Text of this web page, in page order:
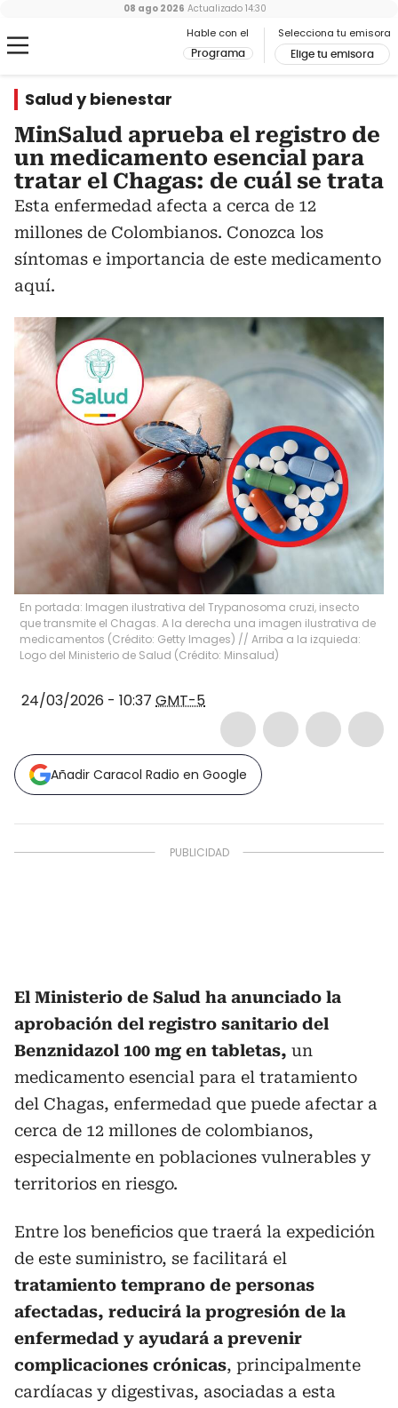
Hable con el
Programa
Selecciona tu emisora
Elige tu emisora
08 ago 2026 Actualizado 14:30
Salud y bienestar
MinSalud aprueba el registro de
un medicamento esencial para
tratar el Chagas: de cuál se trata
Esta enfermedad afecta a cerca de 12
millones de Colombianos. Conozca los
síntomas e importancia de este medicamento
aquí.
En portada: Imagen ilustrativa del Trypanosoma cruzi, insecto
que transmite el Chagas. A la derecha una imagen ilustrativa de
medicamentos (Crédito: Getty Images) // Arriba a la izquieda:
Logo del Ministerio de Salud (Crédito: Minsalud)
24/03/2026 - 10:37 GMT-5
Añadir Caracol Radio en Google
El Ministerio de Salud ha anunciado la
aprobación del registro sanitario del
Benznidazol 100 mg en tabletas, un
medicamento esencial para el tratamiento
del Chagas, enfermedad que puede afectar a
cerca de 12 millones de colombianos,
especialmente en poblaciones vulnerables y
territorios en riesgo.
Entre los beneficios que traerá la expedición
de este suministro, se facilitará el
tratamiento temprano de personas
afectadas, reducirá la progresión de la
enfermedad y ayudará a prevenir
complicaciones crónicas, principalmente
cardíacas y digestivas, asociadas a esta